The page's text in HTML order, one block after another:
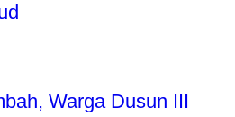
Warga Dusun III